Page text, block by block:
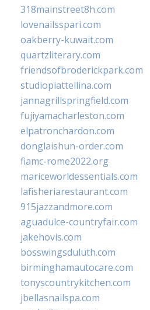
318mainstreet8h.com
lovenailsspari.com
oakberry-kuwait.com
quartzliterary.com
friendsofbroderickpark.com
studiopiattellina.com
jannagrillspringfield.com
fujiyamacharleston.com
elpatronchardon.com
donglaishun-order.com
fiamc-rome2022.org
mariceworldessentials.com
lafisheriarestaurant.com
915jazzandmore.com
aguadulce-countryfair.com
jakehovis.com
bosswingsduluth.com
birminghamautocare.com
tonyscountrykitchen.com
jbellasnailspa.com